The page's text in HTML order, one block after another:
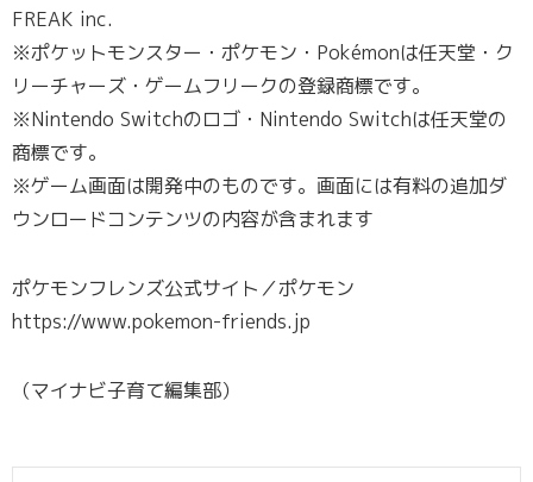
FREAK inc.
※ポケットモンスター・ポケモン・Pokémonは任天堂・ク
リーチャーズ・ゲームフリークの登録商標です。
※Nintendo Switchのロゴ・Nintendo Switchは任天堂の
商標です。
※ゲーム画面は開発中のものです。画面には有料の追加ダ
ウンロードコンテンツの内容が含まれます
ポケモンフレンズ公式サイト／ポケモン
https://www.pokemon-friends.jp
（マイナビ子育て編集部）